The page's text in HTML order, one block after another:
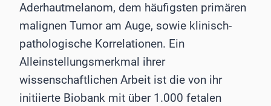
Aderhautmelanom, dem häufigsten primären
malignen Tumor am Auge, sowie klinisch-
pathologische Korrelationen. Ein
Alleinstellungsmerkmal ihrer
wissenschaftlichen Arbeit ist die von ihr
initiierte Biobank mit über 1.000 fetalen